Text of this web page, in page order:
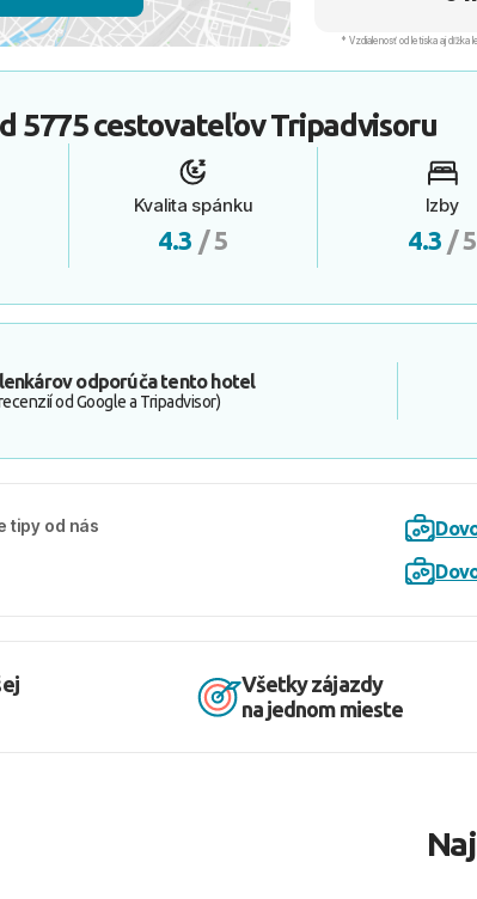
* Vzdialenosť od letiska aj dľžka
5775 cestovateľovTripadvisoru
Kvalita spánku
4.3 / 5
Izby
4.3 / 5
odporúča tento hotel
od Google a Tripadvisor)
tipy od nás
Všetky zájazdy
na jednom mieste